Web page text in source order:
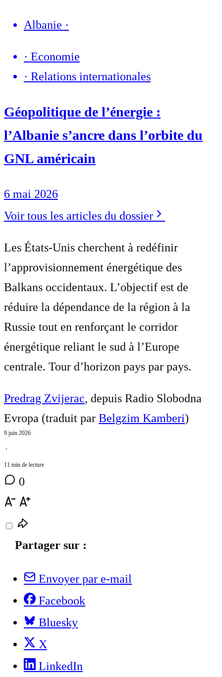
Albanie ·
· Economie
· Relations internationales
Géopolitique de l’énergie :
l’Albanie s’ancre dans l’orbite du
GNL américain
6 mai 2026
Voir tous les articles du dossier
Les États-Unis cherchent à redéfinir
l’approvisionnement énergétique des
Balkans occidentaux. L’objectif est de
réduire la dépendance de la région à la
Russie tout en renforçant le corridor
énergétique reliant le sud à l’Europe
centrale. Tour d’horizon pays par pays.
Predrag Zvijerac, depuis Radio Slobodna
Evropa (traduit par Belgzim Kamberi)
9 juin 2026
⋅
11 min de lecture
0
Partager sur :
Envoyer par e-mail
Facebook
Bluesky
X
LinkedIn